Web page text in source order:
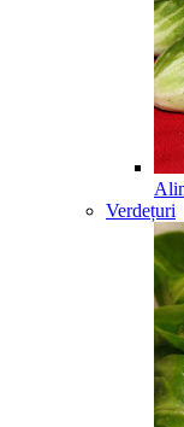
Verdețuri